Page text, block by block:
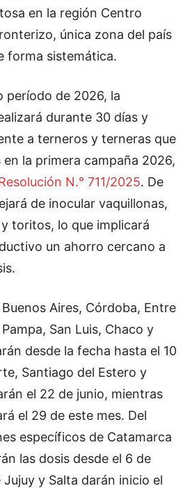
en la región Centro
única zona del país
forma sistemática.
período de 2026, la
durante 30 días y
a terneros y terneras que
la primera campaña 2026,
N.° 711/2025. De
de inocular vaquillonas,
toritos, lo que implicará
un ahorro cercano a
Aires, Córdoba, Entre
San Luis, Chaco y
desde la fecha hasta el 10
Santiago del Estero y
el 22 de junio, mientras
el 29 de este mes. Del
específicos de Catamarca
las dosis desde el 6 de
y Salta darán inicio el